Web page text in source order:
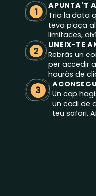
1
APUNTA'T
Tria la data
teva plaça
limitades,
2
UNEIX-TE
Rebràs un
per accedir
hauràs de
3
Un cop
un codi de
teu safari.